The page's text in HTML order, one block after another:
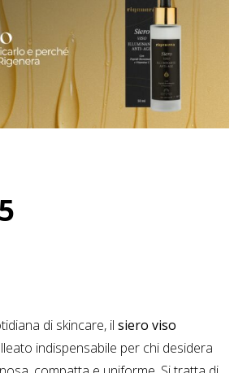
di skincare, ilsiero viso
indispensabile per chi desidera